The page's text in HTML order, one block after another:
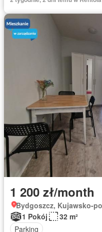
1 200 zł/month
Bydgoszcz, Kujawsko-
1 Pokój
32 m²
Parking